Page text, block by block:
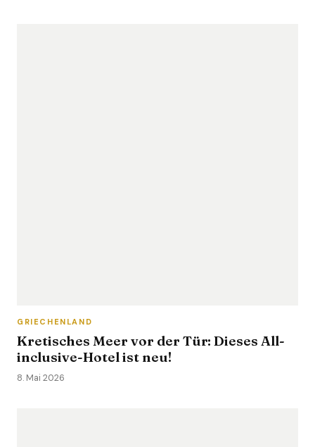
GRIECHENLAND
Kretisches Meer vor der Tür: Dieses All-
inclusive-Hotel ist neu!
8. Mai 2026